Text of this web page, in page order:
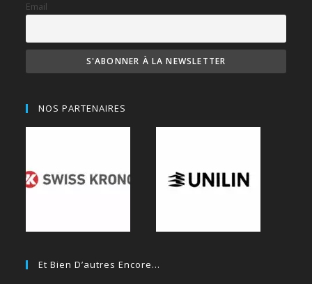
Email
NOS PARTENAIRES
Et Bien D’autres Encore…